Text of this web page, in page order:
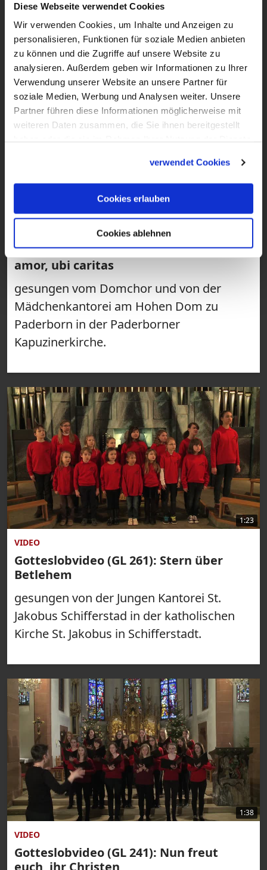
Diese Webseite verwendet Cookies
Wir verwenden Cookies, um Inhalte und Anzeigen zu
personalisieren, Funktionen für soziale Medien anbieten
zu können und die Zugriffe auf unsere Website zu
analysieren. Außerdem geben wir Informationen zu Ihrer
Verwendung unserer Website an unsere Partner für
soziale Medien, Werbung und Analysen weiter. Unsere
Partner führen diese Informationen möglicherweise mit
weiteren Daten zusammen, die Sie ihnen bereitgestellt
verwendet Cookies
Cookies erlauben
Cookies ablehnen
Kirche Heilige Familie in Rösrath-
Kleineichen.
1:21
Gotteslobvideo (GL 445): Ubi caritas et
amor, ubi caritas
gesungen vom Domchor und von der
Mädchenkantorei am Hohen Dom zu
Paderborn in der Paderborner
Kapuzinerkirche.
1:23
VIDEO
Gotteslobvideo (GL 261): Stern über
Betlehem
gesungen von der Jungen Kantorei St.
Jakobus Schifferstad in der katholischen
Kirche St. Jakobus in Schifferstadt.
1:38
VIDEO
Gotteslobvideo (GL 241): Nun freut
euch, ihr Christen